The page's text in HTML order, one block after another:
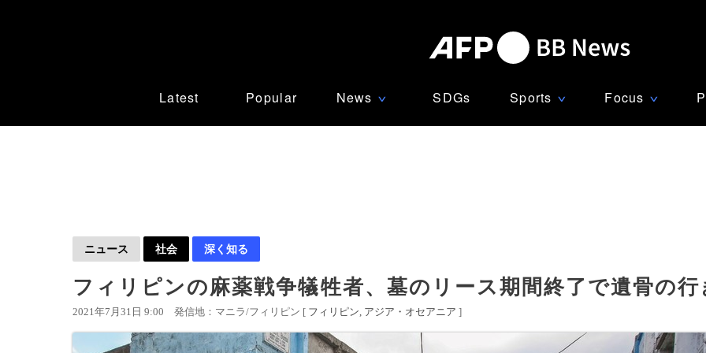
Latest Popular News ∨ SDGs Sports ∨ Focus ∨
ニュース 社会 深く知る
フィリピンの麻薬戦争犠牲者、墓のリース期間終了で遺骨の
2021年7月31日 9:00 発信地：マニラ/フィリピン [ フィリピン アジア・オセアニア ]